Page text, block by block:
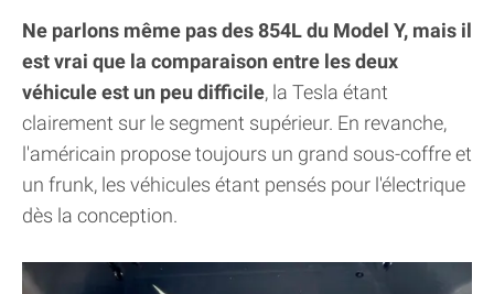
Ne parlons même pas des 854L du Model Y, mais il
est vrai que la comparaison entre les deux
véhicule est un peu difficile, la Tesla étant
clairement sur le segment supérieur. En revanche,
l'américain propose toujours un grand sous-coffre et
un frunk, les véhicules étant pensés pour l'électrique
dès la conception.